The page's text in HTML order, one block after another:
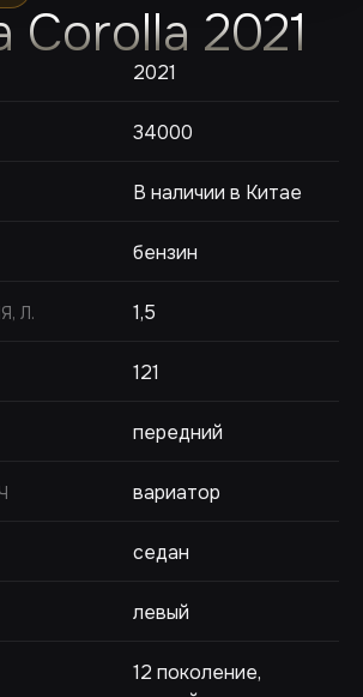
Corolla 2021
2021
34000
В наличии в Китае
бензин
Л. 1,5
121
передний
вариатор
седан
левый
12 поколение,